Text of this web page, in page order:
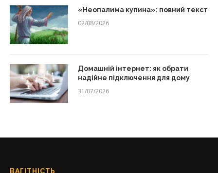
«Неопалима купина»: повний текст
02/08/2026
Домашній інтернет: як обрати
надійне підключення для дому
31/07/2026
ВАГІТНІСТЬ